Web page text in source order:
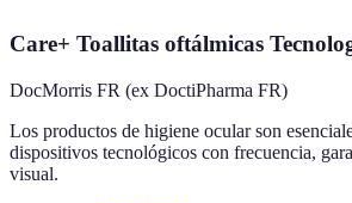
Care+ Toallitas oftálmicas
DocMorris FR (ex DoctiPharma FR)
Los productos de higiene ocular son
dispositivos tecnológicos con frecuencia,
visual.